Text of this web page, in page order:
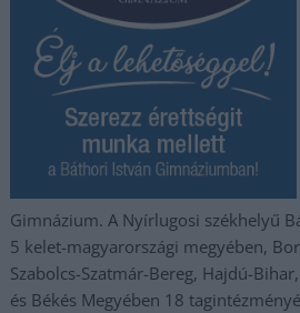
Gimnázium. A Nyírlugosi székhelyű
5 kelet-magyarországi megyében,
Szabolcs-Szatmár-Bereg, Hajdú-
és Békés Megyében 18